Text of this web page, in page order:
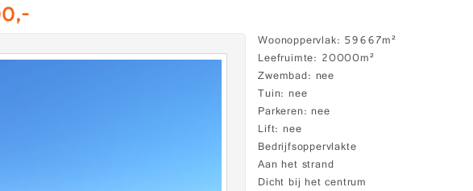
Woonoppervlak 59667m²
Leefruimte 20000m²
Zwembad nee
Tuin nee
Parkeren nee
Lift nee
Bedrijfsoppervlakte
Aan het strand
Dicht bij het centrum